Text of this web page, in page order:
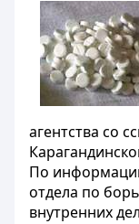
агентства со
По
отдела по
внутренних